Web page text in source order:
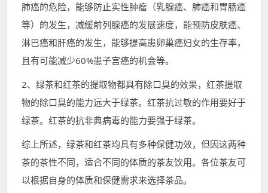
肺癌的危险，能够防止实性肿瘤（乳腺癌、肺癌和胃肠癌
等）的发生，减缓前列腺癌的发展速度，能预防皮肤癌、
淋巴癌和肝癌的发生，能够提高患卵巢癌妇女的生存率，
且有可能减少60%患子宫癌的机会等。
2、绿茶和红茶的提取物都具有除口臭的效果，红茶提取
物的除口臭的能力远大于绿茶。红茶抗过敏的作用要好于
绿茶。红茶的抗非典病毒的能力要强于绿茶。
综上所述，绿茶和红茶均具有多种保健功效，但因这两种
茶的茶性不同，适合不同的体质的茶友饮用。各位茶友可
以根据自身的体质和保健需求来选择茶品。